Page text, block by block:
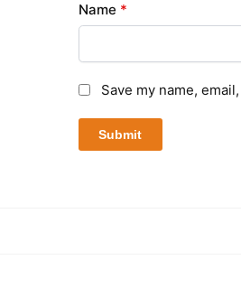
Name *
Save my name,